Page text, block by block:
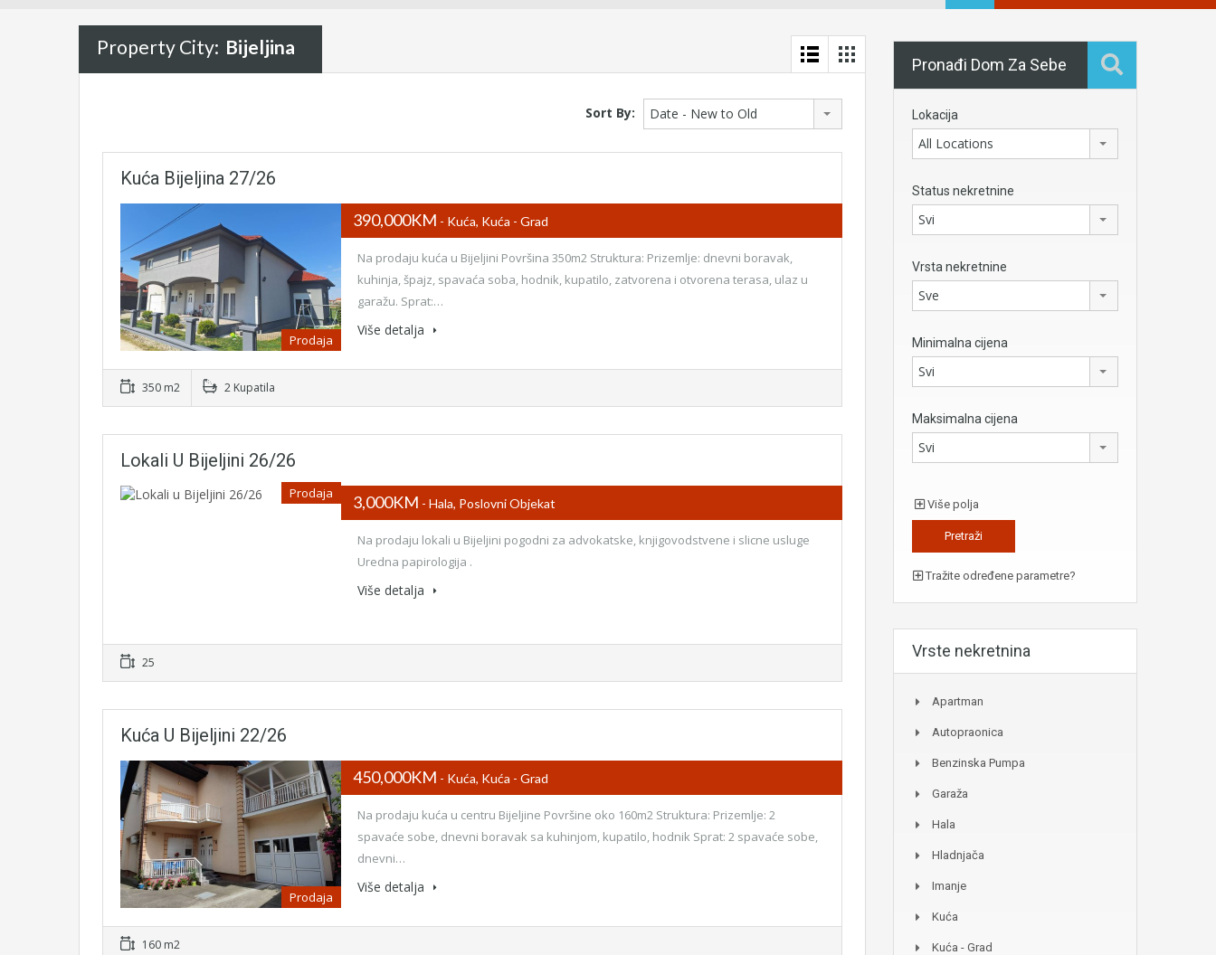
Property City: Bijeljina
Sort By: Date - New to Old
Kuća Bijeljina 27/26
Prodaja
390,000KM - Kuća, Kuća - Grad
Na prodaju kuća u Bijeljini Površina 350m2 Struktura: Prizemlje: dnevni boravak,
kuhinja, špajz, spavaća soba, hodnik, kupatilo, zatvorena i otvorena terasa, ulaz u
garažu. Sprat:…
Više detalja
350 m2 2 Kupatila
Lokali U Bijeljini 26/26
Prodaja 3,000KM - Hala, Poslovni Objekat
Na prodaju lokali u Bijeljini pogodni za advokatske, knjigovodstvene i slicne usluge
Uredna papirologija .
Više detalja
25
Kuća U Bijeljini 22/26
Prodaja
450,000KM - Kuća, Kuća - Grad
Na prodaju kuća u centru Bijeljine Površine oko 160m2 Struktura: Prizemlje: 2
spavaće sobe, dnevni boravak sa kuhinjom, kupatilo, hodnik Sprat: 2 spavaće sobe,
dnevni…
Više detalja
160 m2
Pronađi Dom Za Sebe
Lokacija
All Locations
Status nekretnine
Svi
Vrsta nekretnine
Sve
Minimalna cijena
Svi
Maksimalna cijena
Svi
Više polja
Tražite određene parametre?
Vrste nekretnina
Apartman
Autopraonica
Benzinska Pumpa
Garaža
Hala
Hladnjača
Imanje
Kuća
Kuća - Grad